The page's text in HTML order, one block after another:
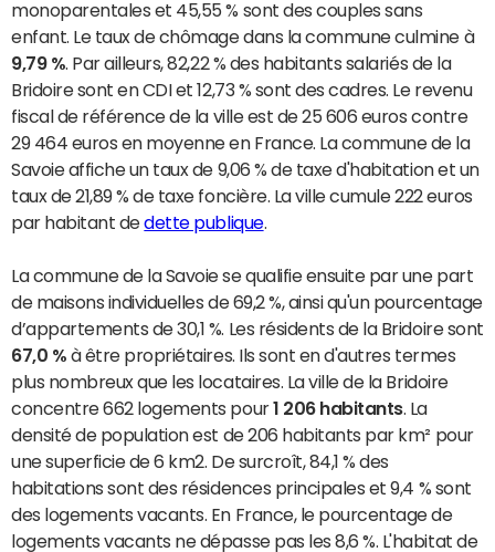
monoparentales et 45,55 % sont des couples sans
enfant. Le taux de chômage dans la commune culmine à
9,79 % . Par ailleurs, 82,22 % des habitants salariés de la
Bridoire sont en CDI et 12,73 % sont des cadres. Le revenu
fiscal de référence de la ville est de 25 606 euros contre
29 464 euros en moyenne en France. La commune de la
Savoie affiche un taux de 9,06 % de taxe d'habitation et un
taux de 21,89 % de taxe foncière. La ville cumule 222 euros
par habitant dedette publique.
La commune de la Savoie se qualifie ensuite par une part
de maisons individuelles de 69,2 %, ainsi qu'un pourcentage
d’appartements de 30,1 %. Les résidents de la Bridoire sont
67,0 % à être propriétaires. Ils sont en d'autres termes
plus nombreux que les locataires. La ville de la Bridoire
concentre 662 logements pour1 206 habitants. La
densité de population est de 206 habitants par km² pour
une superficie de 6 km2. De surcroît, 84,1 % des
habitations sont des résidences principales et 9,4 % sont
des logements vacants. En France, le pourcentage de
logements vacants ne dépasse pas les 8,6 %. L'habitat de